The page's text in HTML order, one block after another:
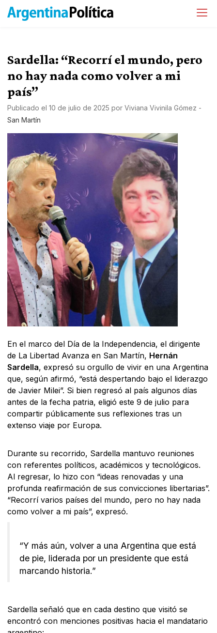
Sardella: “Recorrí el mundo, pero
no hay nada como volver a mi
país”
Publicado el 10 de julio de 2025 por Viviana Vivinila Gómez -
San Martín
En el marco del Día de la Independencia, el dirigente
de La Libertad Avanza en San Martín, Hernán
Sardella, expresó su orgullo de vivir en una Argentina
que, según afirmó, “está despertando bajo el liderazgo
de Javier Milei”. Si bien regresó al país algunos días
antes de la fecha patria, eligió este 9 de julio para
compartir públicamente sus reflexiones tras un
extenso viaje por Europa.
Durante su recorrido, Sardella mantuvo reuniones
con referentes políticos, académicos y tecnológicos.
Al regresar, lo hizo con “ideas renovadas y una
profunda reafirmación de sus convicciones libertarias”.
“Recorrí varios países del mundo, pero no hay nada
como volver a mi país”, expresó.
“Y más aún, volver a una Argentina que está
de pie, liderada por un presidente que está
marcando historia.”
Sardella señaló que en cada destino que visitó se
encontró con menciones positivas hacia el mandatario